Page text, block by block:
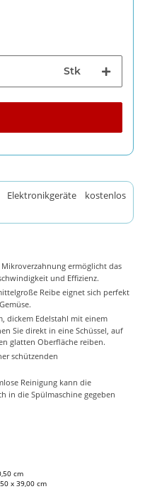
Stk
kostenlos
Mikroverzahnung ermöglicht das
und Effizienz.
mittelgroße Reibe eignet sich perfekt
dickem Edelstahl mit einem
Sie direkt in eine Schüssel, auf
glatten Oberfläche reiben.
schützenden
Reinigung kann die
in die Spülmaschine gegeben
cm
x 39,00 cm